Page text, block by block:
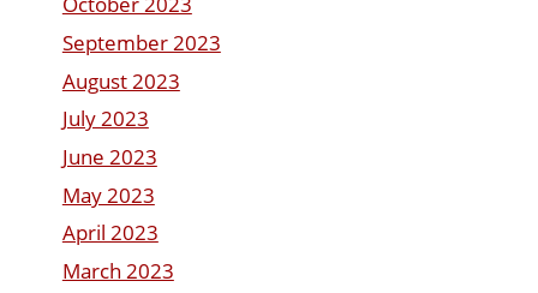
September 2023
August 2023
July 2023
June 2023
May 2023
April 2023
March 2023